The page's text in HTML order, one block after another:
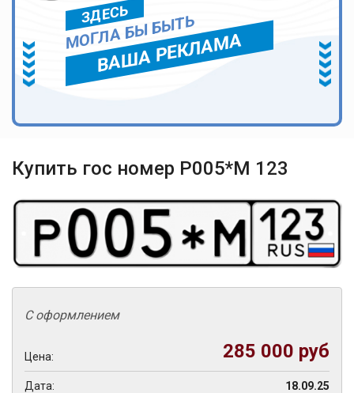
ЗДЕСЬ
МОГЛА БЫ БЫТЬ
ВАША РЕКЛАМА
Купить гос номер Р005*М 123
С оформлением
Цена: 285 000 руб
Дата: 18.09.25